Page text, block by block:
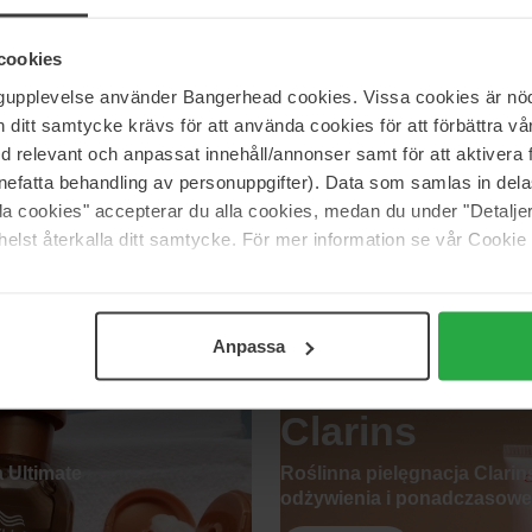
använder Bangerhead cookies. Vissa cookies är
ditt samtycke krävs för att använda cookies för att förbättra
relevant och anpassat innehåll/annonser samt för att aktivera
behandling av personuppgifter). Data som samlas in
cookies" accepterar du alla cookies, medan du under
återkalla ditt samtycke. För mer information se vår
Anpassa
New in
Odkryj nasze nowości
100 ml
haruharu wonder
Rose PDRN Firming Serum
30 ml
Clarins
Roślinna pielęgnacja
odżywienia i